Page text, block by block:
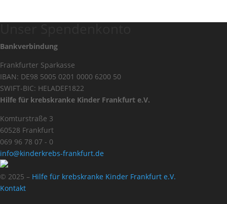
Bankverbindung
Frankfurter Sparkasse
IBAN: DE98 5005 0201 0000 6200 50
SWIFT-BIC: HELADEF1822
Hilfe für krebskranke Kinder Frankfurt e.V.
Komturstraße 3
60528 Frankfurt
069 96 78 07 - 0
info@kinderkrebs-frankfurt.de
© 2025 – Hilfe für krebskranke Kinder Frankfurt e.V.
Kontakt